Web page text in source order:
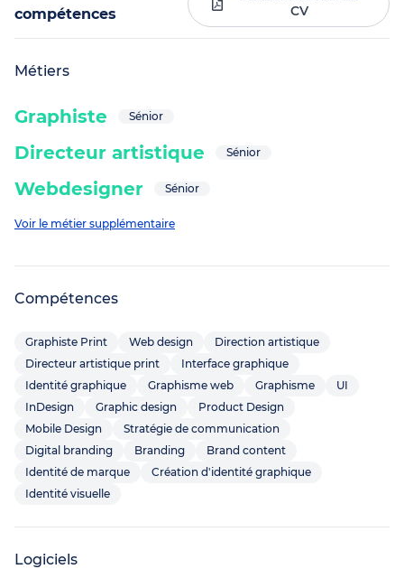
compétences
CV
Métiers
Graphiste Sénior
Directeur artistique Sénior
Webdesigner Sénior
Voir le métier supplémentaire
Compétences
Graphiste Print Web design
Direction artistique
Directeur artistique print
Interface graphique
Identité graphique
Graphisme web Graphisme
UI
InDesign
Graphic design
Product Design
Mobile Design
Stratégie de communication
Digital branding
Branding
Brand content
Identité de marque
Création d'identité graphique
Identité visuelle
Logiciels